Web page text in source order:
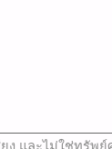
ง และไม่ใช่ทรัพ